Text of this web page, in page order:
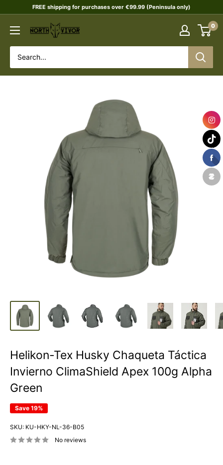
content
FREE shipping for purchases over €99.99 (Peninsula only)
NORTHVIVOR 0
Helikon-Tex Husky Chaqueta Táctica
Invierno ClimaShield Apex 100g Alpha
Green
Save 19%
SKU: KU-HKY-NL-36-B05
No reviews